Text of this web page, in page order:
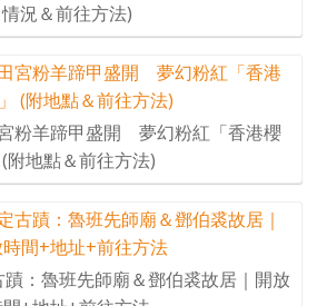
情況＆前往方法)
粉羊蹄甲盛開 夢幻粉紅「香港櫻
附地點＆前往方法)
：魯班先師廟＆鄧伯裘故居｜開放